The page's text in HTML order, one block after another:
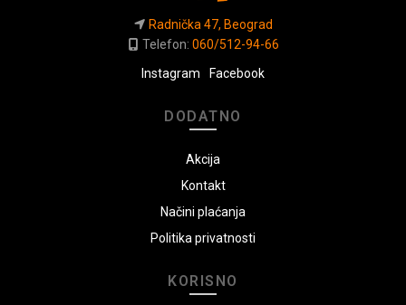
Radnička 47, Beograd
Telefon: 060/512-94-66
Instagram
Facebook
DODATNO
Akcija
Kontakt
Načini plaćanja
Politika privatnosti
KORISNO